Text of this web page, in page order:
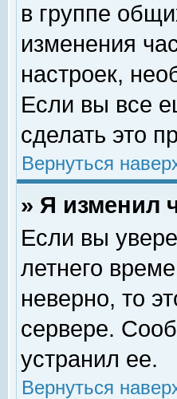
в группе
изменения
настроек,
Если вы все
сделать это
Вернуться
» Я изменил
Если вы
летнего
неверно, то
сервере.
устранил ее.
Вернуться